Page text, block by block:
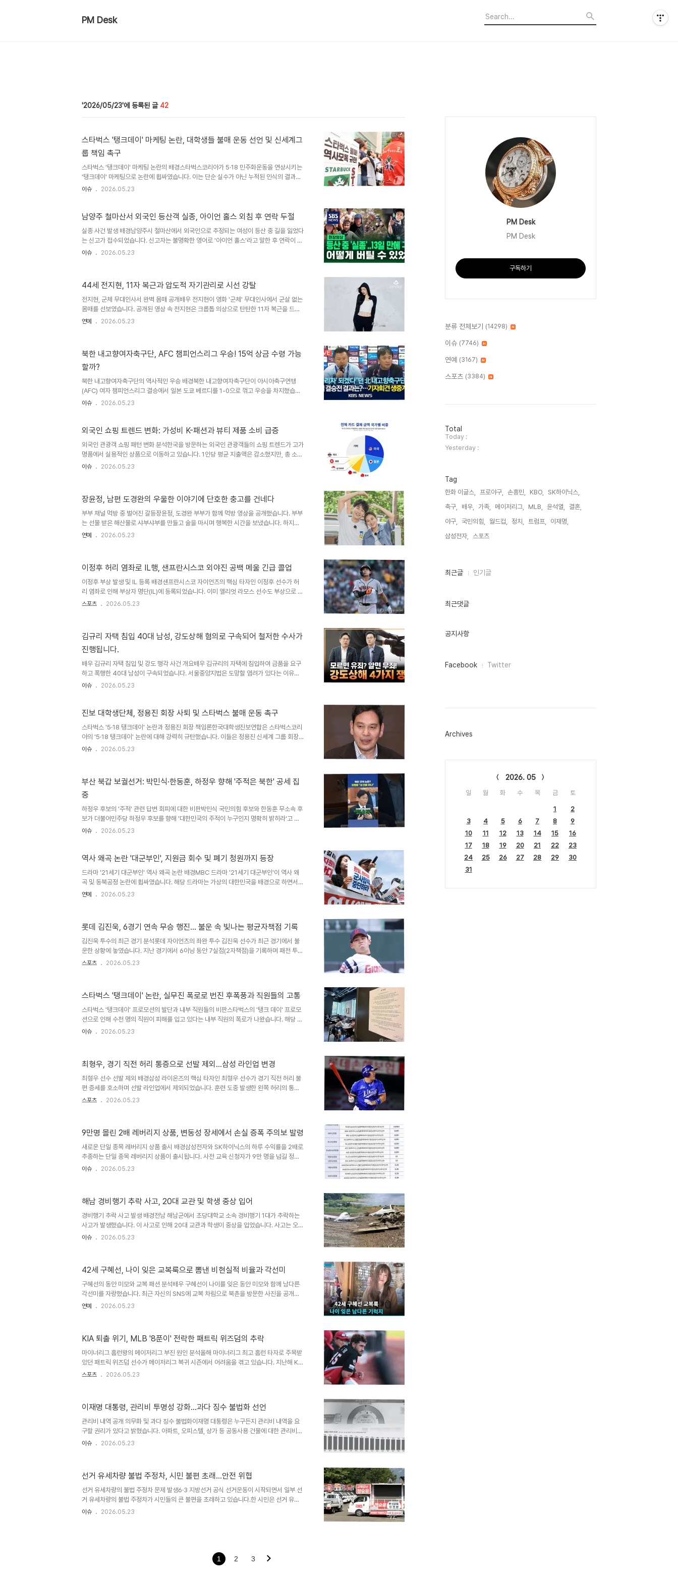
PM Desk
2026/05/23 42
스타벅스 '탱크데이' 마케팅 논란, 대학생들 불매 운동 선언 및 신세계그
룹 책임 촉구
스타벅스 '탱크데이' 마케팅 논란의 배경스타벅스코리아가 5·18 민주화운동을 연상시키는
'탱크데이' 마케팅으로 논란에 휩싸였습니다. 이는 단순 실수가 아닌 누적된 인식의 결과라
는 비판이 제기되었습니다. 기업 오너의 극우적 행태와 인식이 반영된 결과라는 주장이 나
신세계그룹 정용진 회장의 직접적인 사과와 자리 사퇴를 요구했습니다. 대학생들이 앞장서
신세계그룹은 스타벅스코리아 대표를 해임하고 정용진 회장이 직접 사과문을 발표했습니
다. 회사는 민..
이슈 2026.05.23
남양주 철마산서 외국인 등산객 실종, 아이언 홀스 외침 후 연락 두절
실종 사건 발생 배경남양주시 철마산에서 외국인으로 추정되는 여성이 등산 중 길을 잃었다
는 신고가 접수되었습니다. 신고자는 불명확한 영어로 '아이언 홀스'라고 말한 후 연락이 두
절되었습니다. 당국은 해당 신고를 바탕으로 즉시 수색 작업을 개시했습니다. 수색 작업 진
대중 반응실종자의 휴대전화 배터리가 얼마 남지 않은 상황으로, 당국은 신속한 수색을 통
해 안전하게 구조하는 데 총력을 기울이고 있습니다. 이 사건은 등산객들의 안전에 대한
경..
이슈 2026.05.23
44세 전지현, 11자 복근과 압도적 자기관리로 시선 강탈
전지현, 군체 무대인사서 완벽 몸매 공개배우 전지현이 영화 '군체' 무대인사에서 군살 없는
몸매를 선보였습니다. 공개된 영상 속 전지현은 크롭톱 의상으로 탄탄한 11자 복근을 드러
내며 감탄을 자아냈습니다. 올해 44세라는 나이가 믿기지 않는 완벽한 자기 관리가 돋보였
극찬했습니다. 영화 '군체', 박스오피스 1위 기록하며 흥행 순항 중한편, 전지현이 출연하는
영화 '군체'는 정체불명의 감염자들에 맞서는 생존자들의 사투를 그린 작품입니..
연예 2026.05.23
북한 내고향여자축구단, AFC 챔피언스리그 우승! 15억 상금 수령 가능
할까?
북한 내고향여자축구단의 역사적인 우승 배경북한 내고향여자축구단이 아시아축구연맹
(AFC) 여자 챔피언스리그 결승에서 일본 도쿄 베르디를 1-0으로 꺾고 우승을 차지했습니
다. 이는 북한 축구 클럽팀으로서 처음으로 남한에서 열린 국제 대회에서 우승한 쾌거입니
여 경기를 치렀다는 점에서 의미가 깊습니다. 비록 제한적인 접촉이었지만, 단절되었던 남
않는 한, 스포츠 교류만으로는 실질적인 외교 관계의 변화를 기대하기 어렵다고 분석합니
다. 15억 상금..
이슈 2026.05.23
외국인 쇼핑 트렌드 변화: 가성비 K-패션과 뷰티 제품 소비 급증
외국인 관광객 쇼핑 패턴 변화 분석한국을 방문하는 외국인 관광객들의 쇼핑 트렌드가 고가
명품에서 실용적인 상품으로 이동하고 있습니다. 1인당 평균 지출액은 감소했지만, 총 소비
금액은 크게 증가하는 양상을 보입니다. 이는 단가는 낮추고 구매 횟수를 늘리는 소비 패턴
의 성장이 두드러집니다. 이는 K-패션의 높은 디자인 완성도와 합리적인 가격이 작용한 결
과로 분석됩니다. 가성비와 마케팅 강점 기업 주목소비 패턴 변화에 따라 증권가에서는 가
성..
이슈 2026.05.23
장윤정, 남편 도경완의 우울한 이야기에 단호한 충고를 건네다
부부 채널 먹방 중 벌어진 갈등장윤정, 도경완 부부가 함께 먹방 영상을 공개했습니다. 부부
는 선물 받은 해산물로 샤부샤부를 만들고 술을 마시며 행복한 시간을 보냈습니다. 하지만
도경완은 자신의 채널 하락세에 대해 침울한 모습을 보였습니다. 장윤정의 단호한 조언과
하자고 단호하게 말했습니다. 부부의 일상과 방송 활동1980년생인 장윤정은 2013년 두
살 연하의 도경완과 결혼하여 슬하에 아들 하나와 딸 하나를 두고 있습니다. 부부는 함께
운..
연예 2026.05.23
이정후 허리 염좌로 IL행, 샌프란시스코 외야진 공백 메울 긴급 콜업
이정후 부상 발생 및 IL 등록 배경샌프란시스코 자이언츠의 핵심 타자인 이정후 선수가 허
리 염좌로 인해 부상자 명단(IL)에 등록되었습니다. 이미 엘리엇 라모스 선수도 부상으로 이
탈한 상황에서, 주전 외야수 두 명이 동시에 전력에서 이탈하게 되었습니다. 하지만 이정후
까지 수 주가 소요될 전망입니다. 이정후 선수의 상태는 빠르게 호전되고 있으며, 감독은 그
의 회복에 대한 긍정적인 전망을 내비쳤습니다. 대체 선수 콜업 및 기대감샌프란시..
스포츠 2026.05.23
김규리 자택 침입 40대 남성, 강도상해 혐의로 구속되어 철저한 수사가
진행됩니다.
배우 김규리 자택 침입 및 강도 행각 사건 개요배우 김규리의 자택에 침입하여 금품을 요구
하고 폭행한 40대 남성이 구속되었습니다. 서울중앙지법은 도망할 염려가 있다는 이유로
구속영장을 발부했습니다. 이 사건은 사회적으로 큰 충격을 주고 있습니다. 범행 과정 및 피
상을 입은 것으로 알려졌습니다. 피의자의 범행 수법이 매우 대담하고 잔혹했습니다. 사건
도움을 요청했습니다. 경찰은 신속하게 피의자를 검거하였으며, 현재 철저한 조사를 진행하
고 ..
이슈 2026.05.23
진보 대학생단체, 정용진 회장 사퇴 및 스타벅스 불매 운동 촉구
스타벅스 '5·18 탱크데이' 논란과 정용진 회장 책임론한국대학생진보연합은 스타벅스코리
아의 '5·18 탱크데이' 논란에 대해 강력히 규탄했습니다. 이들은 정용진 신세계 그룹 회장
의 사퇴를 요구하며 기업 소유주의 극우 인식이 이번 사태를 야기했다고 주장했습니다. 한
회견에서는 스타벅스 텀블러를 쓰레기봉투에 버리는 퍼포먼스를 통해 불매 의지를 강조했
습니다. 이는 기업의 역사 인식 부재에 대한 대중의 불만을 반영하는 행동입니다. 정용진 회
장 사..
이슈 2026.05.23
부산 북갑 보궐선거: 박민식·한동훈, 하정우 향해 '주적은 북한' 공세 집
중
하정우 후보의 '주적' 관련 답변 회피에 대한 비판박민식 국민의힘 후보와 한동훈 무소속 후
보가 더불어민주당 하정우 후보를 향해 '대한민국의 주적이 누구인지 명확히 밝히라'고 압
박했습니다. 박 후보는 하 후보가 천안함과 연평도 피격 사건을 언급하며 주적에 대한 질문
보는 민주당 정치인들이 북한과의 대화를 위해 주적이라는 표현을 회피하는 경향이 있다고
라면 주적에 대한 질문에 즉답해야 한다고 강조했습니다. 그는 북한을 압도적인 군사력과
국력으로..
이슈 2026.05.23
역사 왜곡 논란 '대군부인', 지원금 회수 및 폐기 청원까지 등장
드라마 '21세기 대군부인' 역사 왜곡 논란 배경MBC 드라마 '21세기 대군부인'이 역사 왜
곡 및 동북공정 논란에 휩싸였습니다. 해당 드라마는 가상의 대한민국을 배경으로 하면서도
중국식 복식, 예법, 어휘를 차용하여 문화 공정 및 역사 왜곡 논란을 야기했습니다. 이는 국
행하는 것은 매국적 연출이라고 비판했습니다. 이에 제작진은 문제가 된 장면 삭제 및 사과
문을 발표했으나 비판 여론은 사그라들지 않고 있습니다. 지원금 회수 및 향후 전망논..
연예 2026.05.23
롯데 김진욱, 6경기 연속 무승 행진... 불운 속 빛나는 평균자책점 기록
김진욱 투수의 최근 경기 분석롯데 자이언츠의 좌완 투수 김진욱 선수가 최근 경기에서 불
운한 상황에 놓였습니다. 지난 경기에서 6이닝 동안 7실점(2자책점)을 기록하며 패전 투수
가 되었습니다. 하지만 실점 과정에서 야수진의 지원이 다소 아쉬웠던 장면들이 있었습니
실책도 4개나 발생했습니다. 동료 투수들과의 비교 및 향후 전망박세웅, 나균안 선수 역시
과거 승리 없이 긴 시간을 보낸 경험이 있습니다. 김진욱 선수의 경우, 투구 내용에..
스포츠 2026.05.23
스타벅스 '탱크데이' 논란, 실무진 폭로로 번진 후폭풍과 직원들의 고통
스타벅스 '탱크데이' 프로모션의 발단과 내부 직원들의 비판스타벅스의 '탱크 데이' 프로모
션으로 인해 수천 명의 직원이 피해를 입고 있다는 내부 직원의 폭로가 나왔습니다. 해당 프
로모션은 5·18 민주화운동을 연상시킨다는 비판을 받으며 큰 논란을 일으켰습니다. 이로
의 눈치를 보며 대신 사과해야 하는 고통을 겪고 있다고 호소했습니다. 또한, 해당 실무진을
신임했던 임원들만 해고되는 상황에 대한 불만도 제기되었습니다. 스타벅스의 사과와 향후
채..
이슈 2026.05.23
최형우, 경기 직전 허리 통증으로 선발 제외…삼성 라인업 변경
최형우 선수 선발 제외 배경삼성 라이온즈의 핵심 타자인 최형우 선수가 경기 직전 허리 불
편 증세를 호소하며 선발 라인업에서 제외되었습니다. 훈련 도중 발생한 왼쪽 허리의 통증
으로 인해 선수 보호 차원에서 이러한 결정이 내려졌습니다. 최형우 선수는 상황에 따라 대
활약은 삼성의 상승세에 크게 기여해 왔습니다. 경기 라인업 및 전망최형우 선수가 빠진 삼
성은 김지찬, 김성윤, 구자욱 등을 중심으로 선발 타순을 구성했습니다. 선발 투수로..
스포츠 2026.05.23
9만명 몰린 2배 레버리지 상품, 변동성 장세에서 손실 증폭 주의보 발령
새로운 단일 종목 레버리지 상품 출시 배경삼성전자와 SK하이닉스의 하루 수익률을 2배로
추종하는 단일 종목 레버리지 상품이 출시됩니다. 사전 교육 신청자가 9만 명을 넘길 정도
로 높은 관심을 받고 있습니다. 이 상품은 기초 주식의 일일 수익률을 두 배로 추종하며, 매
점진적으로 감소하며 하락장에서는 손실이 크게 증폭될 수 있습니다. 특히 장 마감 직전의
대량 거래로 인해 변동성이 확대될 가능성이 있습니다. 투자 시 유의사항 및 시장 전망..
이슈 2026.05.23
해남 경비행기 추락 사고, 20대 교관 및 학생 중상 입어
경비행기 추락 사고 발생 배경전남 해남군에서 초당대학교 소속 경비행기 1대가 추락하는
사고가 발생했습니다. 이 사고로 인해 20대 교관과 학생이 중상을 입었습니다. 사고는 오후
3시 10분경 문내면 석교리 인근 임야에서 발생했습니다. 사고 조사 진행 상황초당대학교는
안전 점검이번 사고를 계기로 항공 안전에 대한 경각심이 높아지고 있습니다. 당국은 철저
한 조사를 통해 사고 원인을 명확히 밝히고 재발 방지 대책을 마련할 것입니다. 관련 기..
이슈 2026.05.23
42세 구혜선, 나이 잊은 교복룩으로 뽐낸 비현실적 비율과 각선미
구혜선의 동안 미모와 교복 패션 분석배우 구혜선이 나이를 잊은 동안 미모와 함께 남다른
각선미를 자랑했습니다. 최근 자신의 SNS에 교복 차림으로 북촌을 방문한 사진을 공개하
며 팬들의 이목을 집중시켰습니다. 특히, 미니 플리츠 스커트와 킬힐을 매치한 모습은 과거
의 비현실적인 비율과 '모델 기럭지'에 대해 뜨거운 반응을 보였습니다. 구혜선의 최근 근황
및 대중 반응구혜선은 최근 SNS를 통해 팬들에게 더위를 조심하라는 안부를 전했습니다...
연예 2026.05.23
KIA 퇴출 위기, MLB '8푼이' 전락한 패트릭 위즈덤의 추락
마이너리그 홈런왕의 메이저리그 부진 원인 분석올해 마이너리그 최고 홈런 타자로 주목받
았던 패트릭 위즈덤 선수가 메이저리그 복귀 시즌에서 어려움을 겪고 있습니다. 지난해 KIA
타이거즈에서 뛰던 시절 드러났던 약점이 다시 나타나며 타율이 1할 아래로 떨어졌습니다.
이러한 약점은 최근 경기에서도 고스란히 드러나며 시애틀 구단에 고민을 안겨주고 있습니
다. 특히 낮은 쪽 변화구에 대한 대처 능력 부족이 문제점으로 지적되고 있습니다. 기회와
위기..
스포츠 2026.05.23
이재명 대통령, 관리비 투명성 강화…과다 징수 불법화 선언
관리비 내역 공개 의무화 및 과다 징수 불법화이재명 대통령은 누구든지 관리비 내역을 요
구할 권리가 있다고 밝혔습니다. 아파트, 오피스텔, 상가 등 공동사용 건물에 대한 관리비
과다 징수는 이제 불법으로 규정됩니다. 이는 공동주택 회계감사 제도 개선 방안 발표에 따
명성을 높이기 위함입니다. 비정상 정상화 선언과 국민적 기대이 대통령은 이번 조치를 통
해 대한민국에서 모든 비정상이 정상화될 것이라고 강조했습니다. 국민들은 관리비 관련 불
합..
이슈 2026.05.23
선거 유세차량 불법 주정차, 시민 불편 초래…안전 위협
선거 유세차량의 불법 주정차 문제 발생6·3 지방선거 공식 선거운동이 시작되면서 일부 선
거 유세차량의 불법 주정차가 시민들의 큰 불편을 초래하고 있습니다.한 시민은 선거 유세
차량이 횡단보도와 인도 사이에 주정차하여 교통을 방해하고 보행자의 안전을 위협한다고
다.선거관리위원회에 등록된 유세차량에 한해 선거운동의 자유가 보장되지만, 법규 위반 시
이슈 2026.05.23
1 2 3
PM Desk
PM Desk
구독하기
분류 전체보기 (14298)
이슈 (7746)
연예 (3167)
스포츠 (3384)
방
문
자
수
Total
Today :
Yesterday :
Tag
한화 이글스, 프로야구, 손흥민, KBO,
SK하이닉스,
축구,
배우, 가족, 메이저리그, MLB, 윤석열,
결혼,
야구,
국민의힘, 월드컵, 정치, 트럼프,
이재명,
삼성전자,
스포츠,
최
인
최근글 인기글
최근댓글
공지사항
페
그
Facebook Twitter
Archives
2026. 05
일 월 화 수 목 금 토
1
2
3
4 5 6 7 8
9
10
11 12 13 14 15
16
17
18 19 20 21 22
23
24
25 26 27 28 29
30
31